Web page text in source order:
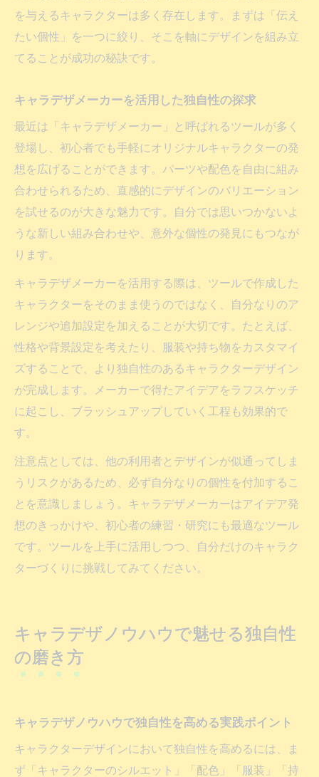
を与えるキャラクターは多く存在します。まずは「伝え
たい個性」を一つに絞り、そこを軸にデザインを組み立
てることが成功の秘訣です。
キャラデザメーカーを活用した独自性の探求
最近は「キャラデザメーカー」と呼ばれるツールが多く
登場し、初心者でも手軽にオリジナルキャラクターの発
想を広げることができます。パーツや配色を自由に組み
合わせられるため、直感的にデザインのバリエーション
を試せるのが大きな魅力です。自分では思いつかないよ
うな新しい組み合わせや、意外な個性の発見にもつなが
ります。
キャラデザメーカーを活用する際は、ツールで作成した
キャラクターをそのまま使うのではなく、自分なりのア
レンジや追加設定を加えることが大切です。たとえば、
性格や背景設定を考えたり、服装や持ち物をカスタマイ
ズすることで、より独自性のあるキャラクターデザイン
が完成します。メーカーで得たアイデアをラフスケッチ
に起こし、ブラッシュアップしていく工程も効果的で
す。
注意点としては、他の利用者とデザインが似通ってしま
うリスクがあるため、必ず自分なりの個性を付加するこ
とを意識しましょう。キャラデザメーカーはアイデア発
想のきっかけや、初心者の練習・研究にも最適なツール
です。ツールを上手に活用しつつ、自分だけのキャラク
ターづくりに挑戦してみてください。
キャラデザノウハウで魅せる独自性
の磨き方
キャラデザノウハウで独自性を高める実践ポイント
キャラクターデザインにおいて独自性を高めるには、ま
ず「キャラクターのシルエット」「配色」「服装」「持